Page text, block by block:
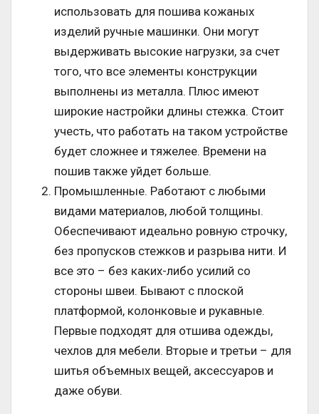
использовать для пошива кожаных
изделий ручные машинки. Они могут
выдерживать высокие нагрузки, за счет
того, что все элементы конструкции
выполнены из металла. Плюс имеют
широкие настройки длины стежка. Стоит
учесть, что работать на таком устройстве
будет сложнее и тяжелее. Времени на
пошив также уйдет больше.
Промышленные. Работают с любыми
видами материалов, любой толщины.
Обеспечивают идеально ровную строчку,
без пропусков стежков и разрыва нити. И
все это – без каких-либо усилий со
стороны швеи. Бывают с плоской
платформой, колонковые и рукавные.
Первые подходят для отшива одежды,
чехлов для мебели. Вторые и третьи – для
шитья объемных вещей, аксессуаров и
даже обуви.